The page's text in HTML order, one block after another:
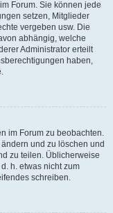
Forum. Sie können jede
setzen, Mitglieder
vergeben usw. Die
abhängig, welche
Administrator erteilt
haben,
im Forum zu beobachten.
und zu löschen und
zu teilen. Üblicherweise
h. etwas nicht zum
schreiben.